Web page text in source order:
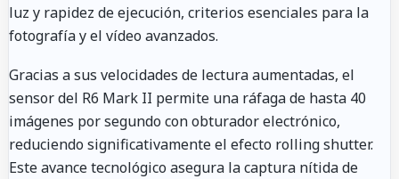
luz y rapidez de ejecución, criterios esenciales para la
fotografía y el vídeo avanzados.
Gracias a sus velocidades de lectura aumentadas, el
sensor del R6 Mark II permite una ráfaga de hasta 40
imágenes por segundo con obturador electrónico,
reduciendo significativamente el efecto rolling shutter.
Este avance tecnológico asegura la captura nítida de